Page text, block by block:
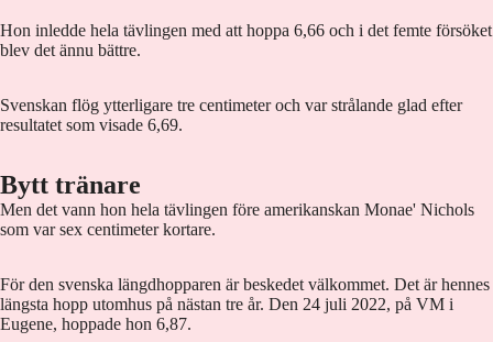
Hon inledde hela tävlingen med att hoppa 6,66 och i det femte försöket
blev det ännu bättre.
Svenskan flög ytterligare tre centimeter och var strålande glad efter
resultatet som visade 6,69.
Bytt tränare
Men det vann hon hela tävlingen före amerikanskan Monae' Nichols
som var sex centimeter kortare.
För den svenska längdhopparen är beskedet välkommet. Det är hennes
längsta hopp utomhus på nästan tre år. Den 24 juli 2022, på VM i
Eugene, hoppade hon 6,87.